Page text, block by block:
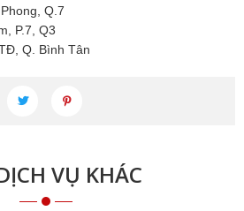
Q.7
P.7, Q3
Q. Bình Tân
VỤ KHÁC